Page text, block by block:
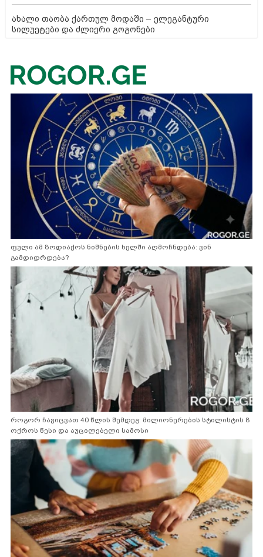
ახალი თაობა ქართულ მოდაში – ელეგანტური
სილუეტები და ძლიერი გოგონები
ფული ამ ზოდიაქოს ნიშნების ხელში აღმოჩნდება: ვინ
გამდიდრდება?
როგორ ჩავიცვათ 40 წლის შემდეგ: მილიონერების სტილისტის 8
ოქროს წესი და აუცილებელი სამოსი